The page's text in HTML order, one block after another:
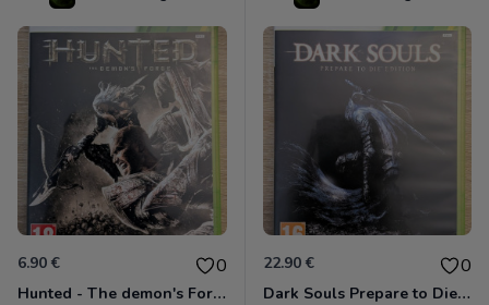
6.90 € 0
Hunted - The demon's Forge Xbox 360 (Complet CIB)
22.90 € 0
Dark Souls Prepare to Die Edition XBOX 360